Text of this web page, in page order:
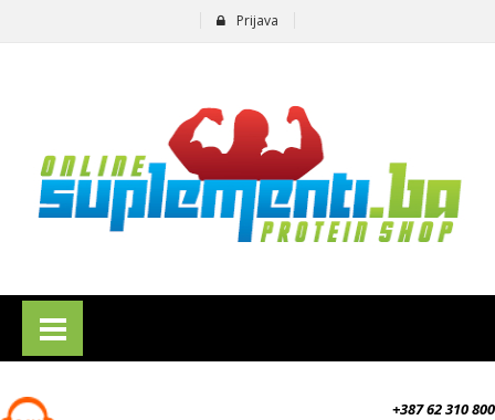
Prijava
+387 62 310 800